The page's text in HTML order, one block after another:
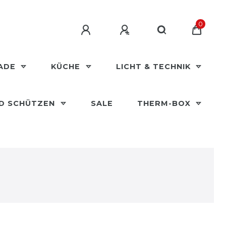
0
KÜCHE LICHT & TECHNIK
SCHÜTZEN SALE THERM-BOX